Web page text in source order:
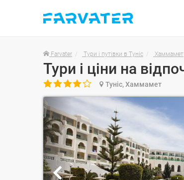
Farvater Тури і путівки в Туніс Хаммамет
 Туніс, Хаммамет